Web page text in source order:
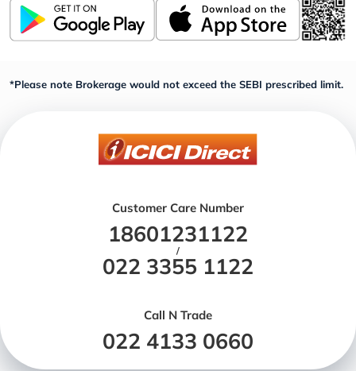
*Please note Brokerage would not exceed the SEBI prescribed limit.
Customer Care Number
18601231122
/
022 3355 1122
Call N Trade
022 4133 0660